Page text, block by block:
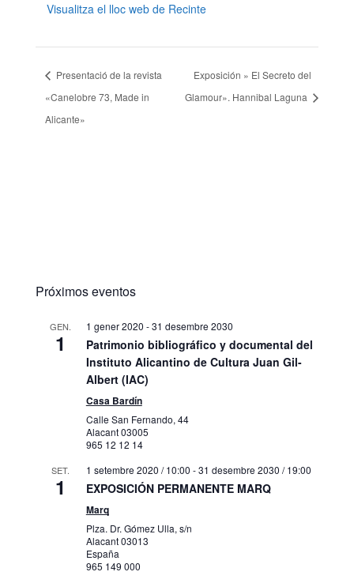
Visualitza el lloc web de Recinte
Presentació de la revista
«Canelobre 73, Made in
Alicante»
Exposición » El Secreto del
Glamour». Hannibal Laguna
Próximos eventos
GEN.
1
1 gener 2020 -31 desembre 2030
Patrimonio bibliográfico y documental del
Instituto Alicantino de Cultura Juan Gil-
Albert (IAC)
Casa Bardín
Calle San Fernando, 44
Alacant03005
965 12 12 14
SET.
1
1 setembre 2020 / 10:00 -31 desembre 2030 / 19:00
EXPOSICIÓN PERMANENTE MARQ
Marq
Plza. Dr. Gómez Ulla, s/n
Alacant03013
España
965 149 000